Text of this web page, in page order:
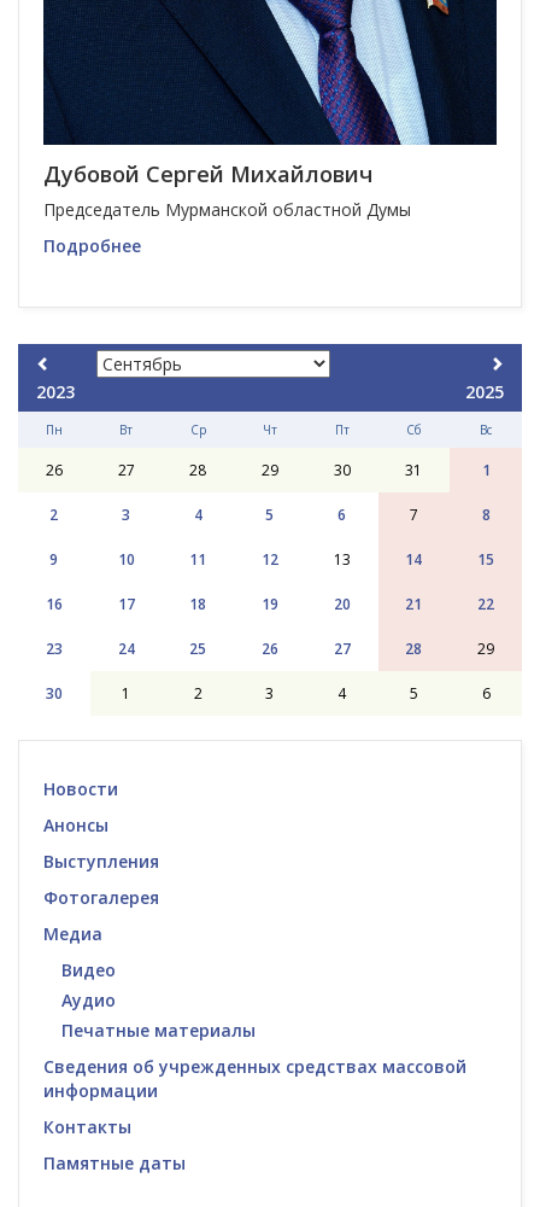
Дубовой Сергей Михайлович
Председатель Мурманской областной Думы
Подробнее
2023 2025
Пн Вт Ср Чт Пт Сб Вс
26 27 28 29 30 31 1
2 3 4 5 6 7 8
9 10 11 12 13 14 15
16 17 18 19 20 21 22
23 24 25 26 27 28 29
30 1 2 3 4 5 6
Новости
Анонсы
Выступления
Фотогалерея
Медиа
Видео
Аудио
Печатные материалы
Сведения об учрежденных средствах массовой
информации
Контакты
Памятные даты